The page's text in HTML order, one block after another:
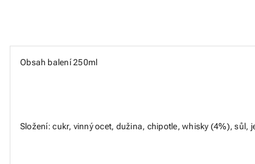
Obsah balení 250ml
Složení: cukr, vinný ocet, dužina, chipotle, whisky (4%),